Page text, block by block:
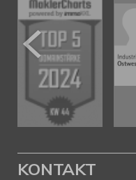
KONTAKT